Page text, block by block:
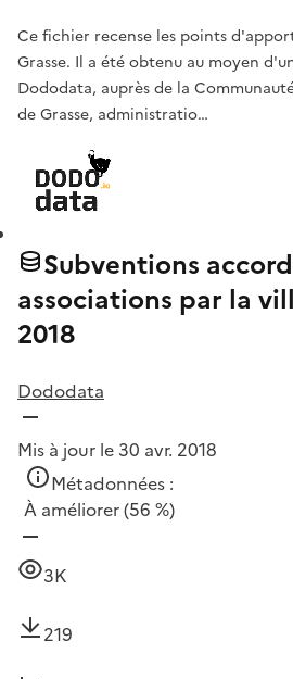
Ce fichier recense les points
Grasse. Il a été obtenu au moyen
Dododata, auprès de la
de Grasse, administratio…
Subventions
associations par la
2018
Dododata
Mis à jour le 30 avr. 2018
Métadonnées :
À améliorer(56 %)
3K
219